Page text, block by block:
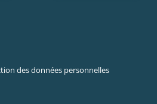
des données personnelles